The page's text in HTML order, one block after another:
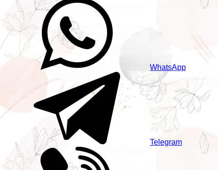
WhatsApp
Telegram